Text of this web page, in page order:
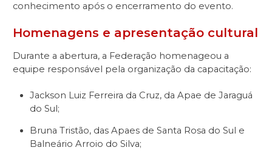
conhecimento após o encerramento do evento.
Homenagens e apresentação cultural
Durante a abertura, a Federação homenageou a
equipe responsável pela organização da capacitação:
Jackson Luiz Ferreira da Cruz, da Apae de Jaraguá
do Sul;
Bruna Tristão, das Apaes de Santa Rosa do Sul e
Balneário Arroio do Silva;